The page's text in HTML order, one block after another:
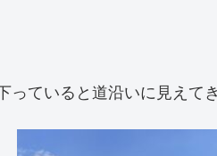
っていると道沿いに見えて